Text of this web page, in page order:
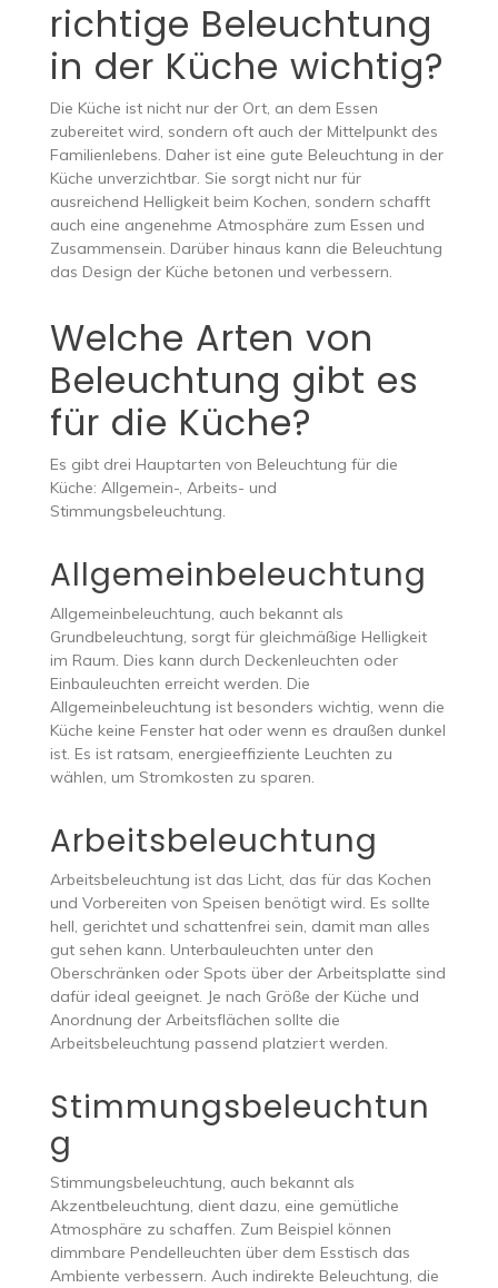
richtige Beleuchtung
in der Küche wichtig?
Die Küche ist nicht nur der Ort, an dem Essen
zubereitet wird, sondern oft auch der Mittelpunkt des
Familienlebens. Daher ist eine gute Beleuchtung in der
Küche unverzichtbar. Sie sorgt nicht nur für
ausreichend Helligkeit beim Kochen, sondern schafft
auch eine angenehme Atmosphäre zum Essen und
Zusammensein. Darüber hinaus kann die Beleuchtung
das Design der Küche betonen und verbessern.
Welche Arten von
Beleuchtung gibt es
für die Küche?
Es gibt drei Hauptarten von Beleuchtung für die
Küche: Allgemein-, Arbeits- und
Stimmungsbeleuchtung.
Allgemeinbeleuchtung
Allgemeinbeleuchtung, auch bekannt als
Grundbeleuchtung, sorgt für gleichmäßige Helligkeit
im Raum. Dies kann durch Deckenleuchten oder
Einbauleuchten erreicht werden. Die
Allgemeinbeleuchtung ist besonders wichtig, wenn die
Küche keine Fenster hat oder wenn es draußen dunkel
ist. Es ist ratsam, energieeffiziente Leuchten zu
wählen, um Stromkosten zu sparen.
Arbeitsbeleuchtung
Arbeitsbeleuchtung ist das Licht, das für das Kochen
und Vorbereiten von Speisen benötigt wird. Es sollte
hell, gerichtet und schattenfrei sein, damit man alles
gut sehen kann. Unterbauleuchten unter den
Oberschränken oder Spots über der Arbeitsplatte sind
dafür ideal geeignet. Je nach Größe der Küche und
Anordnung der Arbeitsflächen sollte die
Arbeitsbeleuchtung passend platziert werden.
Stimmungsbeleuchtun
g
Stimmungsbeleuchtung, auch bekannt als
Akzentbeleuchtung, dient dazu, eine gemütliche
Atmosphäre zu schaffen. Zum Beispiel können
dimmbare Pendelleuchten über dem Esstisch das
Ambiente verbessern. Auch indirekte Beleuchtung, die